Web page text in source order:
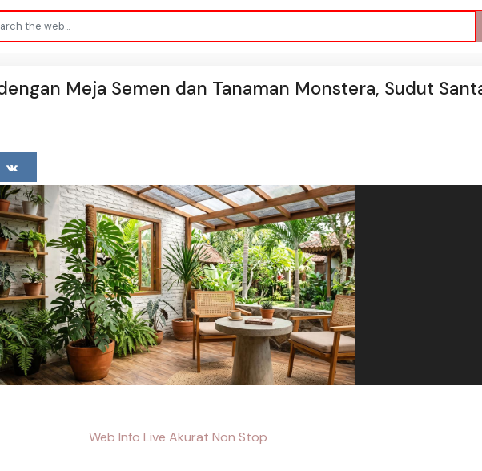
Meja Semen dan Tanaman Monstera, Sudut
Web Info Live Akurat Non Stop